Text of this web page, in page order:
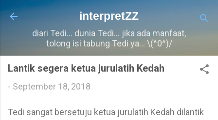
Langkau ke kandungan utama
interpretZZ
diari Tedi... dunia Tedi... jika ada manfaat,
tolong isi tabung Tedi ya... \(^0^)/
Lantik segera ketua jurulatih Kedah
- September 18, 2018
Tedi sangat bersetuju ketua jurulatih Kedah dilantik